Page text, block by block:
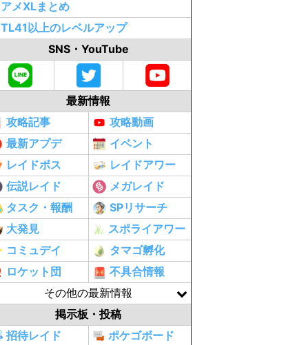
アメXLまとめ
TL41以上のレベルアップ
SNS・YouTube
最新情報
攻略記事
攻略動画
最新アプデ
イベント
レイドボス
レイドアワー
伝説レイド
メガレイド
タスク・報酬
SPリサーチ
大発見
スポライアワー
コミュデイ
タマゴ孵化
ロケット団
不具合情報
その他の最新情報
掲示板・投稿
招待レイド
ポケゴボード